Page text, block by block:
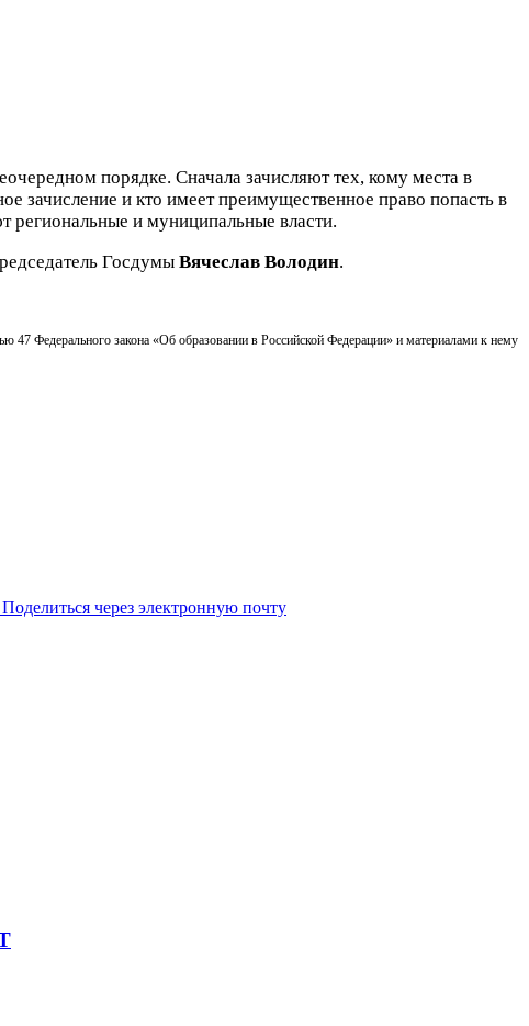
порядке. Сначала зачисляют тех, кому места в
зачисление и кто имеет преимущественное право попасть в
региональные и муниципальные власти.
Госдумы Вячеслав Володин.
47 Федерального закона «Об образовании в Российской Федерации» и материалами к нему
Поделиться через электронную почту